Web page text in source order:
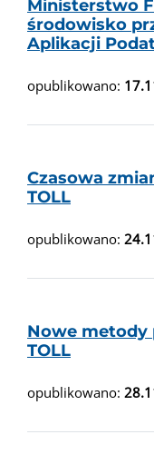
Ministerstwo
środowisko
Aplikacji
opublikowano:
Czasowa
TOLL
opublikowano:
Nowe metody
TOLL
opublikowano: